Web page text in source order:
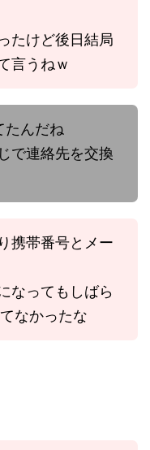
たけど後日結局
言うねｗ
たんだね
で連絡先を交換
携帯番号とメー
なってもしばら
なかったな